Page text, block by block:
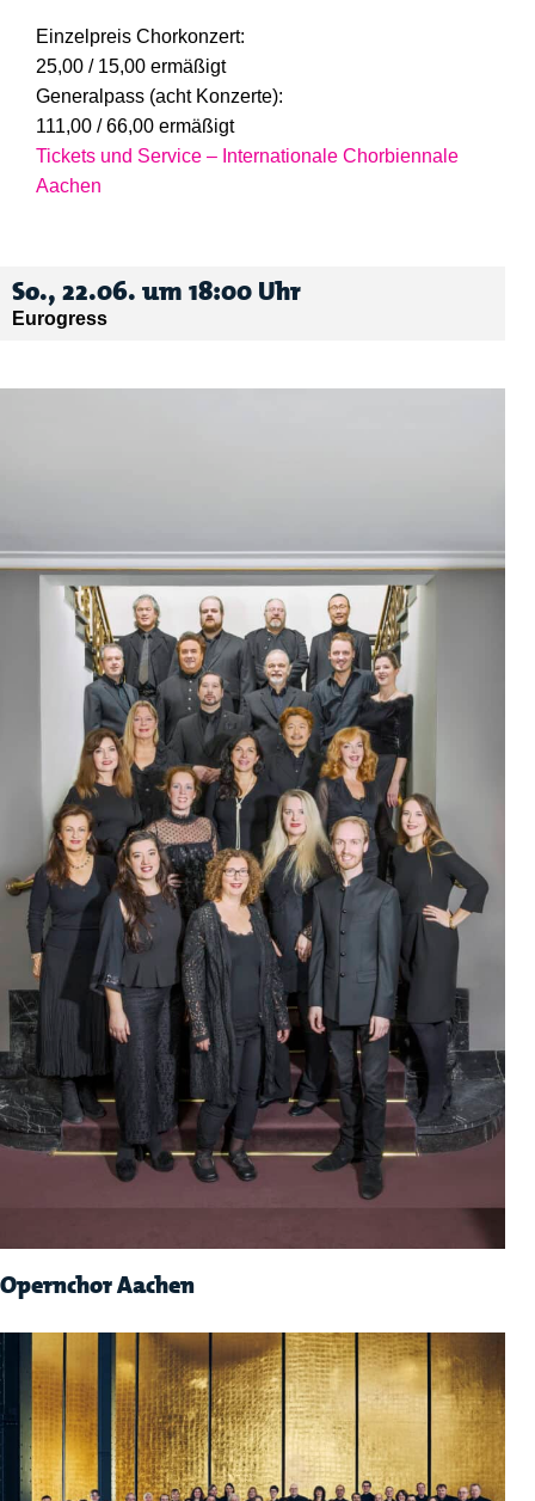
Einzelpreis Chorkonzert:
25,00 / 15,00 ermäßigt
Generalpass (acht Konzerte):
111,00 / 66,00 ermäßigt
Tickets und Service – Internationale Chorbiennale
Aachen
So., 22.06. um 18:00 Uhr
Eurogress
Opernchor Aachen